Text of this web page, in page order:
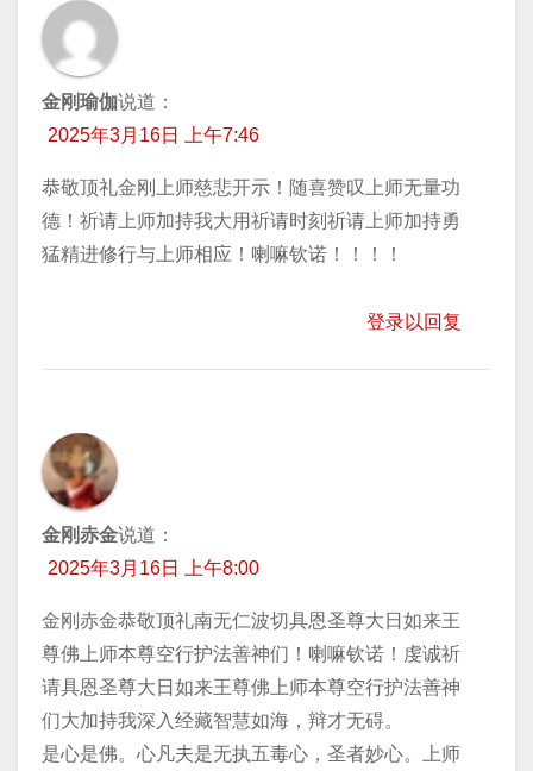
金刚瑜伽说道：
2025年3月16日 上午7:46
恭敬顶礼金刚上师慈悲开示！随喜赞叹上师无量功
德！祈请上师加持我大用祈请时刻祈请上师加持勇
猛精进修行与上师相应！喇嘛钦诺！！！！
登录以回复
金刚赤金说道：
2025年3月16日 上午8:00
金刚赤金恭敬顶礼南无仁波切具恩圣尊大日如来王
尊佛上师本尊空行护法善神们！喇嘛钦诺！虔诚祈
请具恩圣尊大日如来王尊佛上师本尊空行护法善神
们大加持我深入经藏智慧如海，辩才无碍。
是心是佛。心凡夫是无执五毒心，圣者妙心。上师